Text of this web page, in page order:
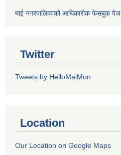
माई नगरपालिकाको आधिकारीक फेसबुक पेज
Twitter
Tweets by HelloMaiMun
Location
Our Location on Google Maps